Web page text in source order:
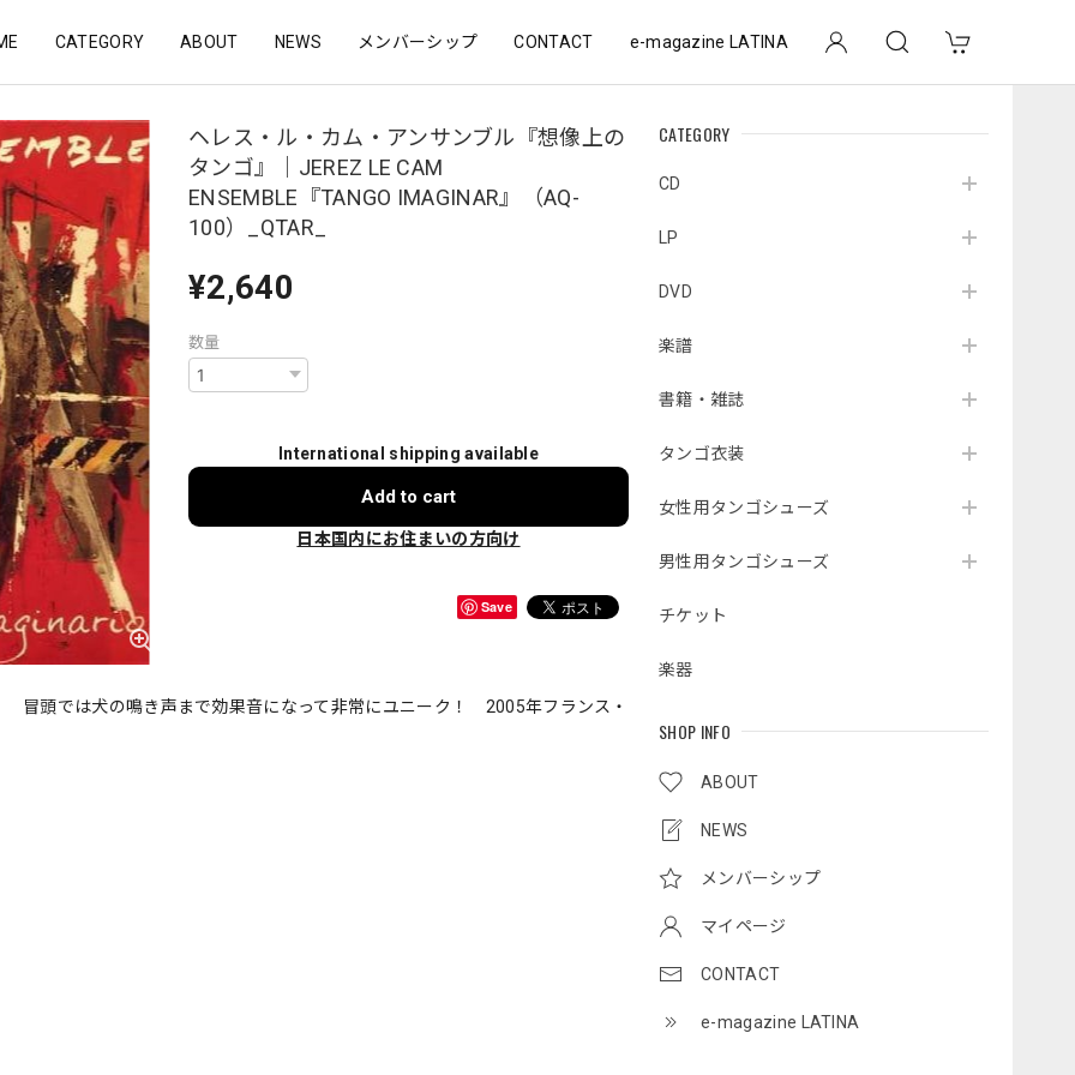
CATEGORY ABOUT NEWS メンバーシップ CONTACT e-magazine LATINA
CATEGORY
CD
LP
DVD
楽譜
書籍・雑誌
タンゴ衣装
女性用タンゴシューズ
男性用タンゴシューズ
チケット
楽器
SHOP INFO
ABOUT
NEWS
メンバーシップ
マイページ
CONTACT
e-magazine LATINA
ヘレス・ル・カム・アンサンブル『想像上の
タンゴ』｜JEREZ LE CAM
ENSEMBLE『TANGO IMAGINAR』（AQ-
100）_QTAR_
¥2,640
数量
International shipping available
Add to cart
日本国内にお住まいの方向け
Save
頭では犬の鳴き声まで効果音になって非常にユニーク！ 2005年フランス・